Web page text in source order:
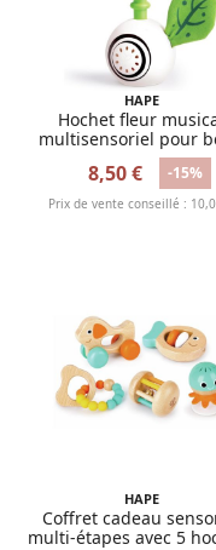
HAPE
Hochet fleur
multisensoriel pour
8,50 € -15%
Prix de vente conseillé :
HAPE
Coffret cadeau
multi-étapes avec 5